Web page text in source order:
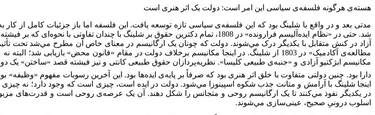
هسته‌ی هرگونه فلسفه‌ی سیاسی این امر است: دولت یک اثر هنری است
مدتی بعد و در واقع با شلینگ بود که این فلسفه‌ی سیاسی تازه توسعه یافت. این فلسفه اما باز جزئیات کامل از
شد. حتی در «نظام ایده‌آلیسم فرارونده» در 1808، تمام دکترین حقوق بر شلینگ با
آزاد در کنش متقابل با یکدیگر درک مي‌‌شوند. دولت که چونان یک ارگانیسم در معنای خاص آن مطرح مي‌شد تحت
مطالعه‌ی آکادمیک» در 1803 از شلینگ. در اینجا مکانیسم برخلاف دولت در مقام «قانون محض»
مکانیسم ابژکتیو آزادی و «جنبه‌ی طبیعی کلیسا». نظریه‌پردازان حقوق طبیعی کانتی و نیز فیشته قصد «ساختن» یک
دارا بود. چنین دولتی متفاوت با خلق اثر هنری بود که صرفاً بر پایه‌ی ایده‌ها بود. این آخرین رسوبات مفهوم «وظیفه» بود که در سخنرانی‌های
اینجا شلینگ با آرامش و متانت جذب شکوه اسپینوزا مي‌‌شود. دولت در ایده است، چیزی است که وجود دارد؛ نه چیزی
در یکدیگر نفوذ مي‌‌کنند تا یک ارگانیسم روحی و متجانس را شکل دهند. آن یک عرصه‌ی روحی است و قدرت‌های مزبور
اسلوب درونیِ صحیح، عینی‌سازی مي‌‌شوند.